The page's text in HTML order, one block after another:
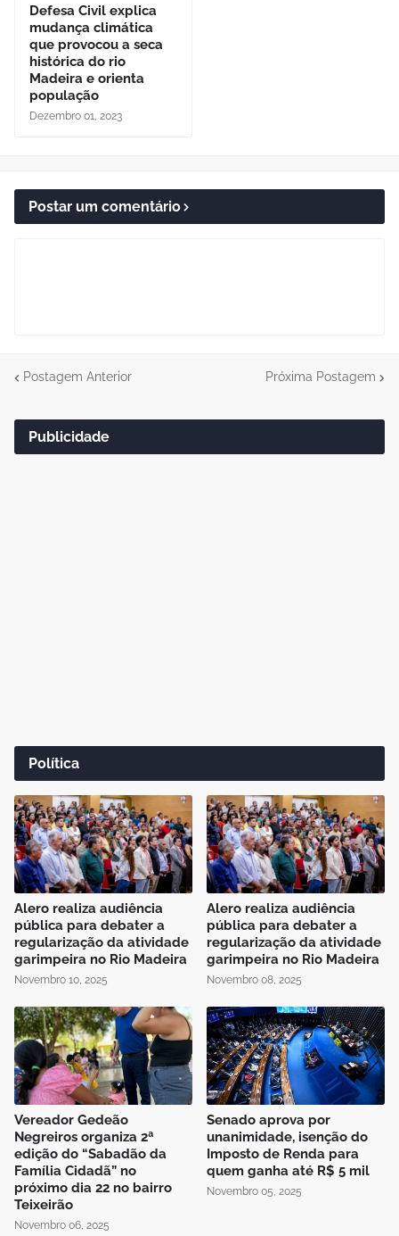
Defesa Civil explica
mudança climática
que provocou a seca
histórica do rio
Madeira e orienta
população
Dezembro 01, 2023
Postar um comentário
Postagem Anterior Próxima Postagem
Publicidade
Política
Alero realiza audiência
pública para debater a
regularização da atividade
garimpeira no Rio Madeira
Novembro 10, 2025
Alero realiza audiência
pública para debater a
regularização da atividade
garimpeira no Rio Madeira
Novembro 08, 2025
Vereador Gedeão
Negreiros organiza 2ª
edição do “Sabadão da
Família Cidadã” no
próximo dia 22 no bairro
Teixeirão
Novembro 06, 2025
Senado aprova por
unanimidade, isenção do
Imposto de Renda para
quem ganha até R$ 5 mil
Novembro 05, 2025